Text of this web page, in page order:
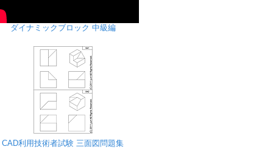
ダイナミックブロック 中級編
CAD利用技術者試験 三面図問題集